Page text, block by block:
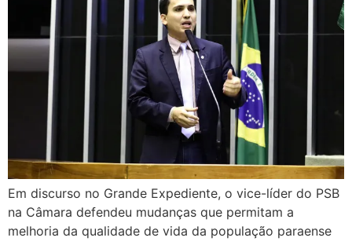
Em discurso no Grande Expediente, o vice-líder do PSB
na Câmara defendeu mudanças que permitam a
melhoria da qualidade de vida da população paraense